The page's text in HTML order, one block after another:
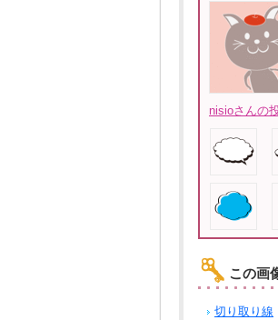
nisioさんの
この画
切り取り線